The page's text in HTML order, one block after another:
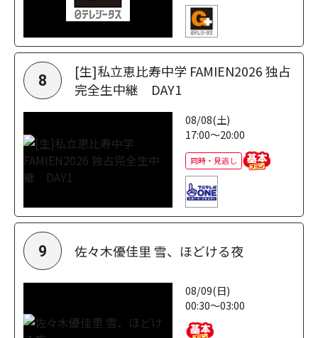
8
[生]私立恵比寿中学 FAMIEN2026 独占
完全生中継 DAY1
08/08(土)
17:00～20:00
同時・見逃し
9 佐々木優佳里 雪、ほどける夜
08/09(日)
00:30～03:00